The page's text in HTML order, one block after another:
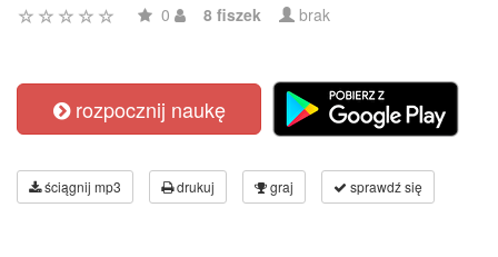
0 8 fiszek brak
rozpocznij naukę
ściągnij mp3 drukuj graj sprawdź się